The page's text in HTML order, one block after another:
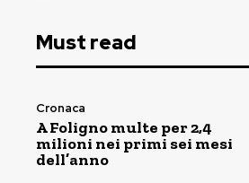
Must read
Cronaca
A Foligno multe per 2,4
milioni nei primi sei mesi
dell’anno